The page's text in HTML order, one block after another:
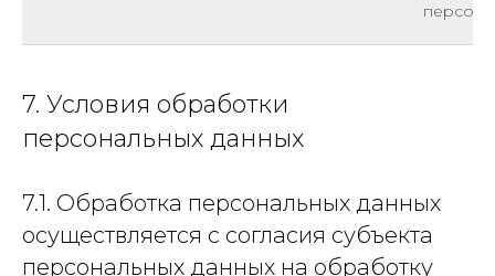
7. Условия обработки
персональных данных
7.1. Обработка персональных данных
осуществляется с согласия субъекта
персональных данных на обработку